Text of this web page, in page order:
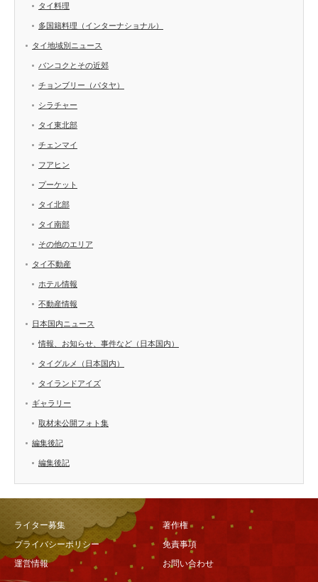
タイ料理
多国籍料理（インターナショナル）
タイ地域別ニュース
バンコクとその近郊
チョンブリー（パタヤ）
シラチャー
タイ東北部
チェンマイ
フアヒン
プーケット
タイ北部
タイ南部
その他のエリア
タイ不動産
ホテル情報
不動産情報
日本国内ニュース
情報、お知らせ、事件など（日本国内）
タイグルメ（日本国内）
タイランドアイズ
ギャラリー
取材未公開フォト集
編集後記
編集後記
ライター募集
著作権
プライバシーポリシー
免責事項
運営情報
お問い合わせ